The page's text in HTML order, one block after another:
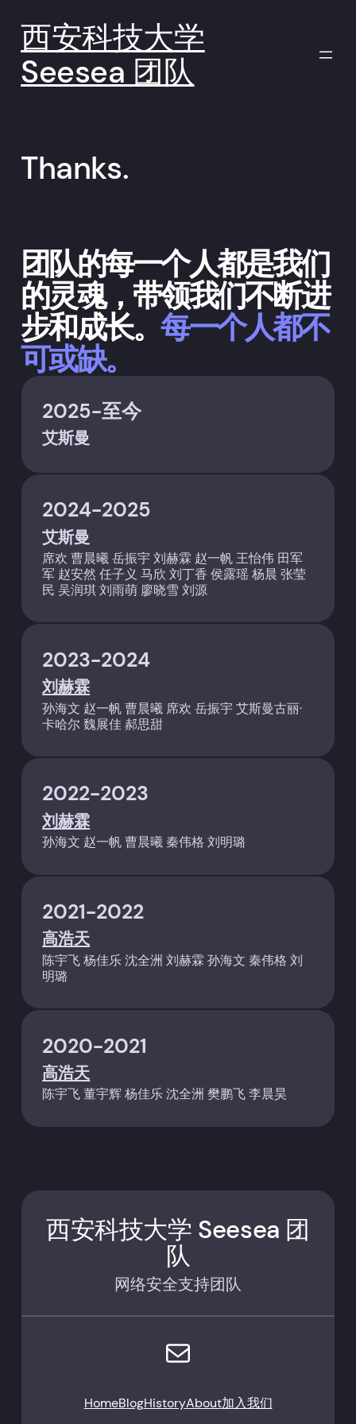
西安科技大学
Seesea 团队
Thanks.
团队的每一个人都是我们
的灵魂，带领我们不断进
步和成长。每一个人都不
可或缺。
2025-至今
艾斯曼
2024-2025
艾斯曼
席欢 曹晨曦 岳振宇 刘赫霖 赵一帆 王怡伟 田军
军 赵安然 任子义 马欣 刘丁香 侯露瑶 杨晨 张莹
民 吴润琪 刘雨萌 廖晓雪 刘源
2023-2024
刘赫霖
孙海文 赵一帆 曹晨曦 席欢 岳振宇 艾斯曼古丽·
卡哈尔 魏展佳 郝思甜
2022-2023
刘赫霖
孙海文 赵一帆 曹晨曦 秦伟格 刘明璐
2021-2022
高浩天
陈宇飞 杨佳乐 沈全洲 刘赫霖 孙海文 秦伟格 刘
明璐
2020-2021
高浩天
陈宇飞 董宇辉 杨佳乐 沈全洲 樊鹏飞 李晨昊
西安科技大学 Seesea 团
队
网络安全支持团队
电子邮件
HomeBlogHistoryAbout加入我们